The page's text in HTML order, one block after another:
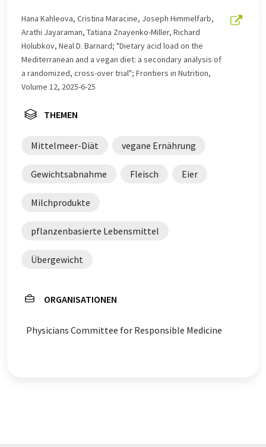
Nachrichten zu präsentieren. Da dieser Artikel mit
automatischer Übersetzung übersetzt wurde, ist es
möglich, dass er Fehler im Vokabular, in der Syntax oder
in der Grammatik enthält. Den ursprünglichen Artikel in
Englisch finden Siehier.
Hana Kahleova, Cristina Maracine, Joseph Himmelfarb,
Arathi Jayaraman, Tatiana Znayenko-Miller, Richard
Holubkov, Neal D. Barnard; "Dietary acid load on the
Mediterranean and a vegan diet: a secondary analysis of
a randomized, cross-over trial"; Frontiers in Nutrition,
Volume 12, 2025-6-25
THEMEN
Mittelmeer-Diät vegane Ernährung
Gewichtsabnahme Fleisch Eier
Milchprodukte
pflanzenbasierte Lebensmittel
Übergewicht
ORGANISATIONEN
Physicians Committee for Responsible Medicine